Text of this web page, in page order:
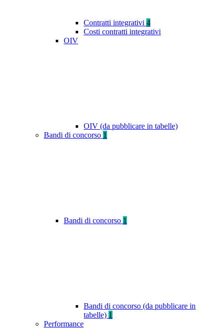
Contratti integrativi 4
Costi contratti integrativi
OIV
OIV (da pubblicare in tabelle)
Bandi di concorso 1
Bandi di concorso 1
Bandi di concorso (da pubblicare in
tabelle) 1
Performance